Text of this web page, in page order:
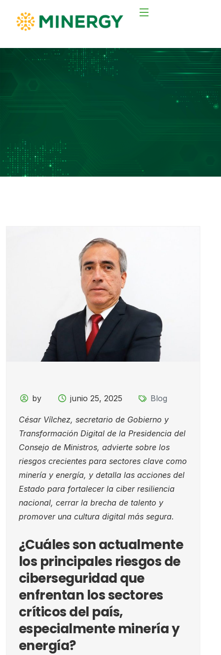
by junio 25, 2025 Blog
César Vílchez, secretario de Gobierno y
Transformación Digital de la Presidencia del
Consejo de Ministros, advierte sobre los
riesgos crecientes para sectores clave como
minería y energía, y detalla las acciones del
Estado para fortalecer la ciber resiliencia
nacional, cerrar la brecha de talento y
promover una cultura digital más segura.
¿Cuáles son actualmente
los principales riesgos de
ciberseguridad que
enfrentan los sectores
críticos del país,
especialmente minería y
energía?